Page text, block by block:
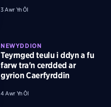
3 Awr Yn Ôl
NEWYDDION
Teyrnged teulu i ddyn a fu
farw tra'n cerdded ar
gyrion Caerfyrddin
4 Awr Yn Ôl